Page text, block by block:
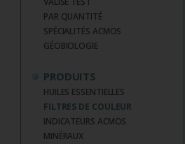
PAR QUANTITÉ
SPÉCIALITÉS ACMOS
GÉOBIOLOGIE
PRODUITS
HUILES ESSENTIELLES
FILTRES DE COULEUR
INDICATEURS ACMOS
MINÉRAUX